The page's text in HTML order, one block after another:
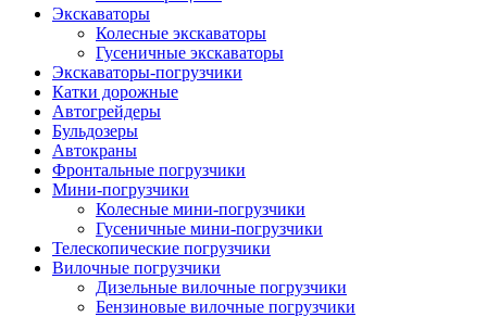
Экскаваторы
Колесные экскаваторы
Гусеничные экскаваторы
Экскаваторы-погрузчики
Катки дорожные
Автогрейдеры
Бульдозеры
Автокраны
Фронтальные погрузчики
Мини-погрузчики
Колесные мини-погрузчики
Гусеничные мини-погрузчики
Телескопические погрузчики
Вилочные погрузчики
Дизельные вилочные погрузчики
Бензиновые вилочные погрузчики